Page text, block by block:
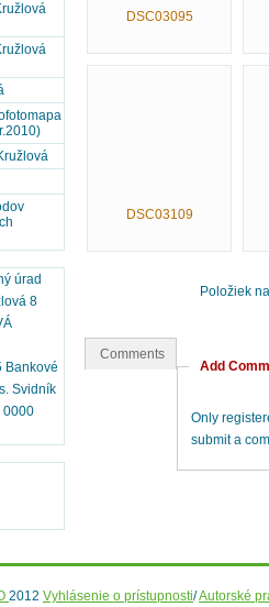
úrad
8
Bankové
Svidník
0000
DSC03095
DSC03109
Položiek
Comments
Add
Only
submit a
2012 Vyhlásenie o prístupnosti/Autorské